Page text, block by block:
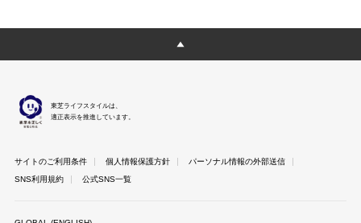
東芝ライフスタイルは、
適正表示を推進しています。
サイトのご利用条件 個人情報保護方針
パーソナル情報の外部送信
SNS利用規約
公式SNS一覧